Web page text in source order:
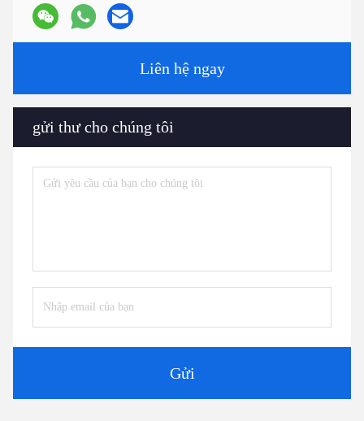
đủ trước khi giao hàng.
3. Đơn đặt hàng đầy đủ container được gửi bằng
đường biển: trước 30%, số dư sau bản sao B / L.
4. Chúng tôi có thể chấp nhận L / C, nếu số tiền đặt